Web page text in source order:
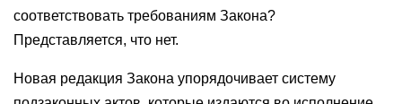
соответствовать требованиям Закона?
Представляется, что нет.
Новая редакция Закона упорядочивает систему